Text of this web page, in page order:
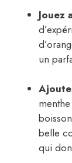
Jouez
un
belle
qui